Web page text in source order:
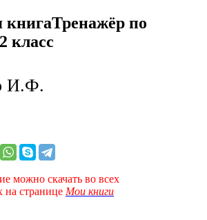
книгаТренажёр по
класс
И.Ф.
можно скачать во всех
на странице Мои книги